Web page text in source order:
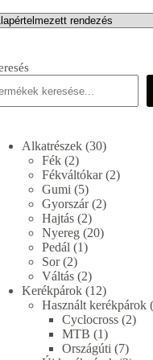
Alkatrészek 3030
Fék 22
termék
Fékváltókar 22
Gumi 55
termék
Gyorszár 22
Hajtás 22
termék
Nyereg 2020
Pedál 11
Sor 22
termék
Váltás 22
termék
Kerékpárok 1212
termék
Használt kerékpárok
Cyclocross 22
MTB 11
termék
Országúti 77